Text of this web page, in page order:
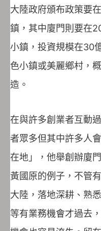
大陸政府頒布政策要
鎮，其中廈門則要在
小鎮，投資規模在30
色小鎮或美麗鄉村，
造。
在與許多創業者互動
者眾多但其中許多人
在地」，他舉創辦廈
黃國原的例子，不管
大陸，落地深耕、熟
等有業務機會才過去